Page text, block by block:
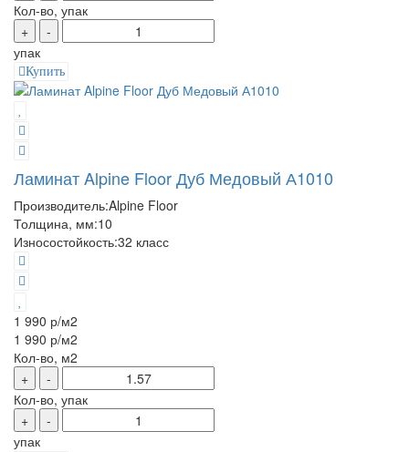
Кол-во, упак
+
-
упак
Купить
Ламинат Alpine Floor Дуб Медовый А1010
Производитель:Alpine Floor
Толщина, мм:10
Износостойкость:32 класс
1 990 р/м2
1 990 р/м2
Кол-во, м2
+
-
Кол-во, упак
+
-
упак